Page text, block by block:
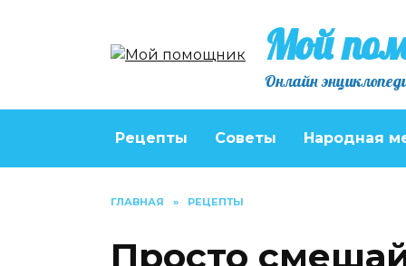
Мой
Онлайн
Рецепты Советы Народная
ГЛАВНАЯ » РЕЦЕПТЫ
Просто